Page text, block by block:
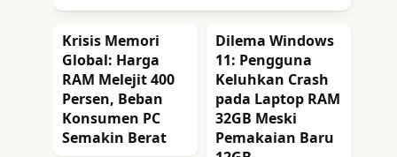
Krisis Memori
Global: Harga
RAM Melejit 400
Persen, Beban
Konsumen PC
Semakin Berat
Dilema Windows
11: Pengguna
Keluhkan Crash
pada Laptop RAM
32GB Meski
Pemakaian Baru